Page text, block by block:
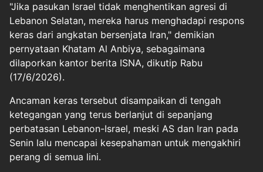
"Jika pasukan Israel tidak menghentikan agresi di
Lebanon Selatan, mereka harus menghadapi respons
keras dari angkatan bersenjata Iran," demikian
pernyataan Khatam Al Anbiya, sebagaimana
dilaporkan kantor berita ISNA, dikutip Rabu
(17/6/2026).
Ancaman keras tersebut disampaikan di tengah
ketegangan yang terus berlanjut di sepanjang
perbatasan Lebanon-Israel, meski AS dan Iran pada
Senin lalu mencapai kesepahaman untuk mengakhiri
perang di semua lini.